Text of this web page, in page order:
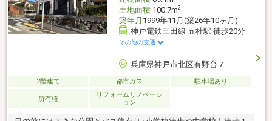
土地面積100.7m2
築年月 1999年11月(築26年10ヶ月)
神戸電鉄三田線 五社駅 徒歩20分
その他の交通
兵庫県神戸市北区有野台７
2階建て 都市ガス 駐車場あり
所有権
リフォームリノベーシ
ョン